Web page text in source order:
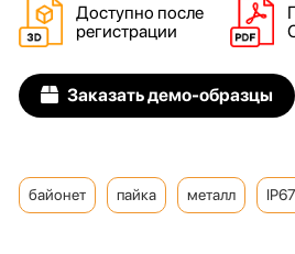
Доступно после
регистрации
Заказать демо-образцы
байонет пайка металл IP67